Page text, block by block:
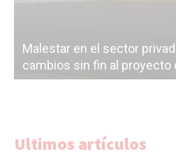
Malestar en el sector
cambios sin fin al proyecto
Ultimos artículos